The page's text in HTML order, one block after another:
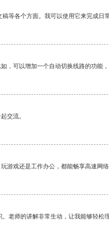
等各个方面。我可以使用它来完成日
，可以增加一个自动切换线路的功能
交流。
游戏还是工作办公，都能畅享高速网
老师的讲解非常生动，让我能够轻松理